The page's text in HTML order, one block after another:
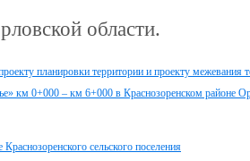
области.
планировки территории и проекту межевания
км 0+000 – км 6+000 в Краснозоренском районе
сельского поселения